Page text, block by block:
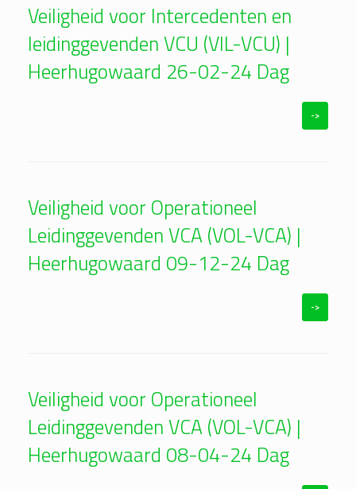
Veiligheid voor Intercedenten en
leidinggevenden VCU (VIL-VCU) |
Heerhugowaard 26-02-24 Dag
->
Veiligheid voor Operationeel
Leidinggevenden VCA (VOL-VCA) |
Heerhugowaard 09-12-24 Dag
->
Veiligheid voor Operationeel
Leidinggevenden VCA (VOL-VCA) |
Heerhugowaard 08-04-24 Dag